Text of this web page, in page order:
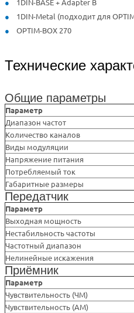
1DIN-BASE + Adapter B
1DIN-Metal (подходит для
OPTIM-BOX 270
Технические
Общие параметры
Параметр
Диапазон частот
Количество каналов
Виды модуляции
Напряжение питания
Потребляемый ток
Габаритные размеры
Передатчик
Параметр
Выходная мощность
Нестабильность частоты
Частотный диапазон
Нелинейные искажения
Приёмник
Параметр
Чувствительность (ЧМ)
Чувствительность (АМ)